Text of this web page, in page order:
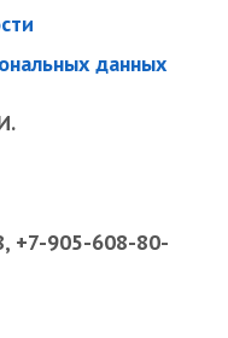
данных
+7-905-608-80-